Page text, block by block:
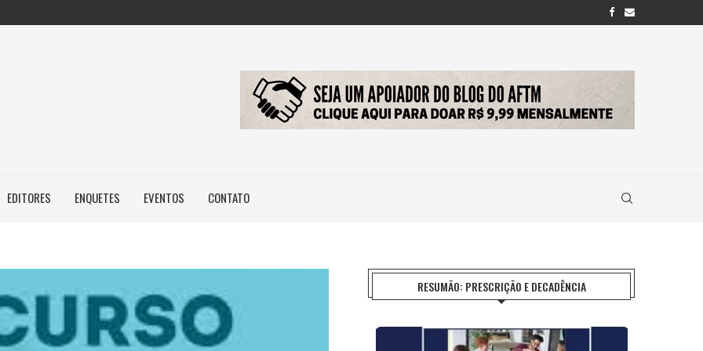
EDITORES ENQUETES EVENTOS CONTATO
RESUMÃO: PRESCRIÇÃO E DECADÊNCIA